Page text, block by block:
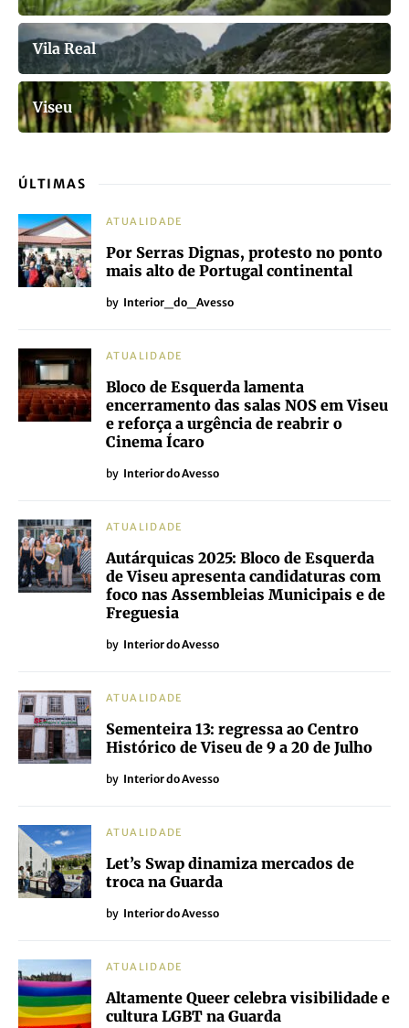
Vila Real
Viseu
ÚLTIMAS
ATUALIDADE
Por Serras Dignas, protesto no ponto
mais alto de Portugal continental
by Interior_do_Avesso
ATUALIDADE
Bloco de Esquerda lamenta
encerramento das salas NOS em Viseu
e reforça a urgência de reabrir o
Cinema Ícaro
by Interior do Avesso
ATUALIDADE
Autárquicas 2025: Bloco de Esquerda
de Viseu apresenta candidaturas com
foco nas Assembleias Municipais e de
Freguesia
by Interior do Avesso
ATUALIDADE
Sementeira 13: regressa ao Centro
Histórico de Viseu de 9 a 20 de Julho
by Interior do Avesso
ATUALIDADE
Let’s Swap dinamiza mercados de
troca na Guarda
by Interior do Avesso
ATUALIDADE
Altamente Queer celebra visibilidade e
cultura LGBT na Guarda